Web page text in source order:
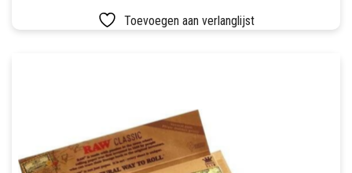
TOT
€ 25,95
HEEFT
MEERDERE
WORDEN
OP
DE
Toevoegen aan verlanglijst